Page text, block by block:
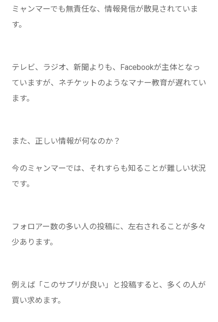
ミャンマーでも無責任な、情報発信が散見されていま
す。
テレビ、ラジオ、新聞よりも、Facebookが主体となっ
ていますが、ネチケットのようなマナー教育が遅れてい
ます。
また、正しい情報が何なのか？
今のミャンマーでは、それすらも知ることが難しい状況
です。
フォロアー数の多い人の投稿に、左右されることが多々
少あります。
例えば「このサプリが良い」と投稿すると、多くの人が
買い求めます。